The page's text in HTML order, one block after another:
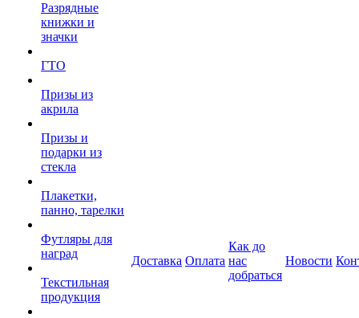
Разрядные
книжки и
значки
ГТО
Призы из
акрила
Призы и
подарки из
стекла
Плакетки,
панно, тарелки
Футляры для
наград
Текстильная
продукция
Доставка Оплата
Как до
нас
добраться
Новости